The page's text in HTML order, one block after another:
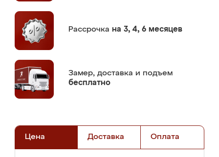
Рассрочка на 3, 4, 6 месяцев
Замер, доставка и подъем
бесплатно
Цена Доставка Оплата